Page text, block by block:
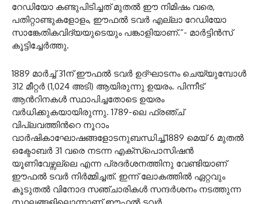
റേഡിയോ കണ്ടുപിടിച്ചത് മുതൽ ഈ നിമിഷം വരെ,
പതിറ്റാണ്ടുകളോളം, ഈഫൽ ടവർ എല്ലാ റേഡിയോ
സാങ്കേതികവിദ്യയുടെയും പങ്കാളിയാണ്.”- മാർട്ടിൻസ്
കൂട്ടിച്ചേർത്തു.
1889 മാർച്ച് 31ന് ഈഫൽ ടവർ ഉദ്ഘാടനം ചെയ്യുമ്പോൾ
312 മീറ്റർ (1,024 അടി) ആയിരുന്നു ഉയരം. പിന്നീട്
ആന്‍റിനകൾ സ്ഥാപിച്ചതോടെ ഉയരം
വർധിക്കുകയായിരുന്നു. 1789-ലെ ഫ്രഞ്ച്
വിപ്ലവത്തിന്‍റെ നൂറാം
വാർഷികാഘോഷങ്ങളോടനുബന്ധിച്ച്,1889 മെയ് 6 മുതൽ
ഒക്ടോബർ 31 വരെ നടന്ന എക്സ്പൊസിഷൻ
യൂണിവേഴ്സല്ലെ എന്ന പ്രദർശനത്തിനു വേണ്ടിയാണ്‌
ഈഫൽ ടവർ നിർമ്മിച്ചത്. ഇന്ന് ലോകത്തിൽ ഏറ്റവും
കൂടുതൽ വിനോദ സഞ്ചാരികൾ സന്ദർശനം നടത്തുന്ന
സ്ഥലങ്ങളിലൊന്നാണ് ഈഫൽ ടവർ.